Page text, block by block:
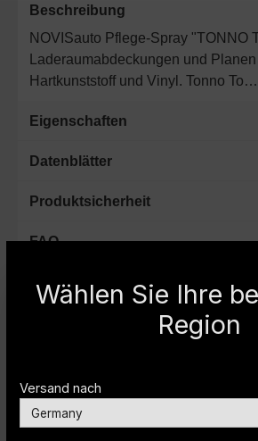
Beschreibung
NOVISauto Pflege-Spray "TONNO
Laderaumabdeckungen und
Hartkunststoff und Vinyl. Tonno To…
Eigenschaften
Datenblätter
Produktsicherheit
FAQ
Wählen Sie Ihre
Region
Versand nach